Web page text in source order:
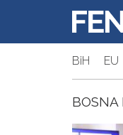
BiH EU
BOSNA